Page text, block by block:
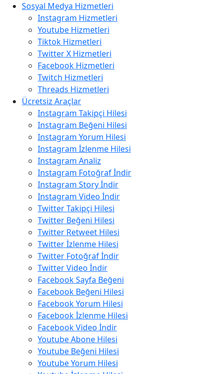
Sosyal Medya Hizmetleri
Instagram Hizmetleri
Youtube Hizmetleri
Tiktok Hizmetleri
Twitter X Hizmetleri
Facebook Hizmetleri
Twitch Hizmetleri
Threads Hizmetleri
Ücretsiz Araçlar
Instagram Takipçi Hilesi
Instagram Beğeni Hilesi
Instagram Yorum Hilesi
Instagram İzlenme Hilesi
Instagram Analiz
Instagram Fotoğraf İndir
Instagram Story İndir
Instagram Video İndir
Twitter Takipçi Hilesi
Twitter Beğeni Hilesi
Twitter Retweet Hilesi
Twitter İzlenme Hilesi
Twitter Fotoğraf İndir
Twitter Video İndir
Facebook Sayfa Beğeni
Facebook Beğeni Hilesi
Facebook Yorum Hilesi
Facebook İzlenme Hilesi
Facebook Video İndir
Youtube Abone Hilesi
Youtube Beğeni Hilesi
Youtube Yorum Hilesi